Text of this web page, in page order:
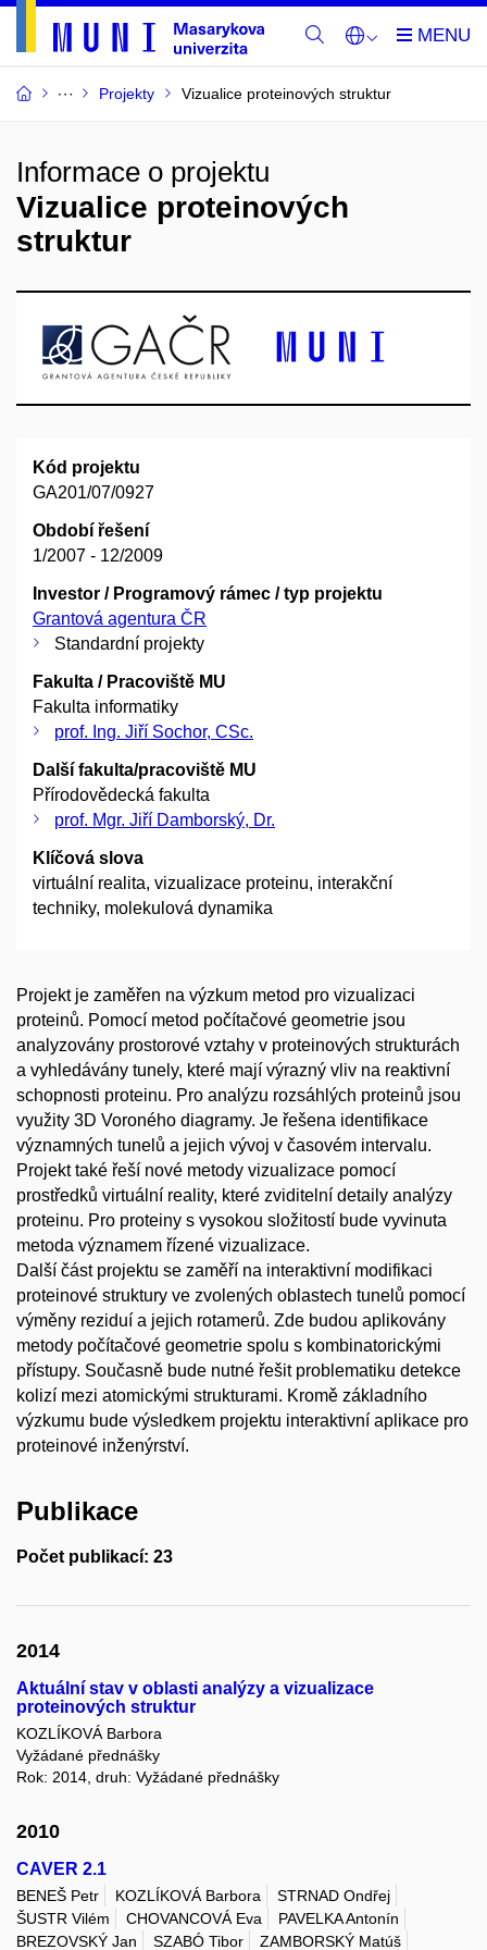
Projekty Vizualice proteinových struktur
Informace o projektu
Vizualice proteinových
struktur
Kód projektu
GA201/07/0927
Období řešení
1/2007 - 12/2009
Investor / Programový rámec / typ projektu
Grantová agentura ČR
Standardní projekty
Fakulta / Pracoviště MU
Fakulta informatiky
prof. Ing. Jiří Sochor, CSc.
Další fakulta/pracoviště MU
Přírodovědecká fakulta
prof. Mgr. Jiří Damborský, Dr.
Klíčová slova
virtuální realita, vizualizace proteinu, interakční
techniky, molekulová dynamika
Projekt je zaměřen na výzkum metod pro vizualizaci
proteinů. Pomocí metod počítačové geometrie jsou
analyzovány prostorové vztahy v proteinových strukturách
a vyhledávány tunely, které mají výrazný vliv na reaktivní
schopnosti proteinu. Pro analýzu rozsáhlých proteinů jsou
využity 3D Voroného diagramy. Je řešena identifikace
významných tunelů a jejich vývoj v časovém intervalu.
Projekt také řeší nové metody vizualizace pomocí
prostředků virtuální reality, které zviditelní detaily analýzy
proteinu. Pro proteiny s vysokou složitostí bude vyvinuta
metoda významem řízené vizualizace.
Další část projektu se zaměří na interaktivní modifikaci
proteinové struktury ve zvolených oblastech tunelů pomocí
výměny reziduí a jejich rotamerů. Zde budou aplikovány
metody počítačové geometrie spolu s kombinatorickými
přístupy. Současně bude nutné řešit problematiku detekce
kolizí mezi atomickými strukturami. Kromě základního
výzkumu bude výsledkem projektu interaktivní aplikace pro
proteinové inženýrství.
Publikace
Počet publikací: 23
2014
Aktuální stav v oblasti analýzy a vizualizace
proteinových struktur
KOZLÍKOVÁ Barbora
Vyžádané přednášky
Rok: 2014, druh: Vyžádané přednášky
2010
CAVER 2.1
BENEŠ Petr KOZLÍKOVÁ Barbora
STRNAD Ondřej
ŠUSTR Vilém
CHOVANCOVÁ Eva
PAVELKA Antonín
BREZOVSKÝ Jan
SZABÓ Tibor ZAMBORSKÝ Matúš